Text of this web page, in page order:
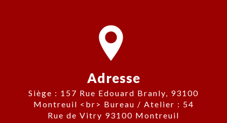
Adresse
Siège : 157 Rue Edouard Branly, 93100
Montreuil <br> Bureau / Atelier : 54
Rue de Vitry 93100 Montreuil